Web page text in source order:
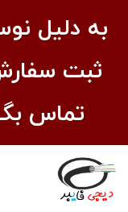
به دلیل
ثبت
تماس